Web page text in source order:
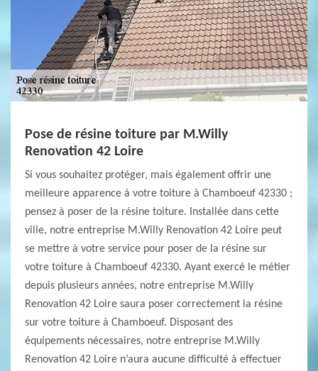
Pose de résine toiture par M.Willy
Renovation 42 Loire
Si vous souhaitez protéger, mais également offrir une
meilleure apparence à votre toiture à Chamboeuf 42330 ;
pensez à poser de la résine toiture. Installée dans cette
ville, notre entreprise M.Willy Renovation 42 Loire peut
se mettre à votre service pour poser de la résine sur
votre toiture à Chamboeuf 42330. Ayant exercé le métier
depuis plusieurs années, notre entreprise M.Willy
Renovation 42 Loire saura poser correctement la résine
sur votre toiture à Chamboeuf. Disposant des
équipements nécessaires, notre entreprise M.Willy
Renovation 42 Loire n’aura aucune difficulté à effectuer